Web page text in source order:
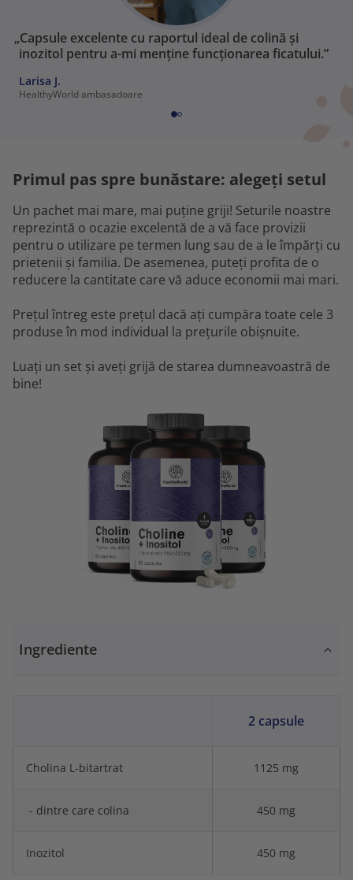
„Capsule excelente cu raportul ideal de colină și
inozitol pentru a-mi menține funcționarea ficatului.”
Larisa J.
HealthyWorld ambasadoare
Primul pas spre bunăstare: alegeți setul
Un pachet mai mare, mai puține griji! Seturile noastre
reprezintă o ocazie excelentă de a vă face provizii
pentru o utilizare pe termen lung sau de a le împărți cu
prietenii și familia. De asemenea, puteți profita de o
reducere la cantitate care vă aduce economii mai mari.
Prețul întreg este prețul dacă ați cumpăra toate cele 3
produse în mod individual la prețurile obișnuite.
Luați un set și aveți grijă de starea dumneavoastră de
bine!
Ingrediente
2 capsule
Cholina L-bitartrat 1125 mg
- dintre care colina 450 mg
Inozitol 450 mg